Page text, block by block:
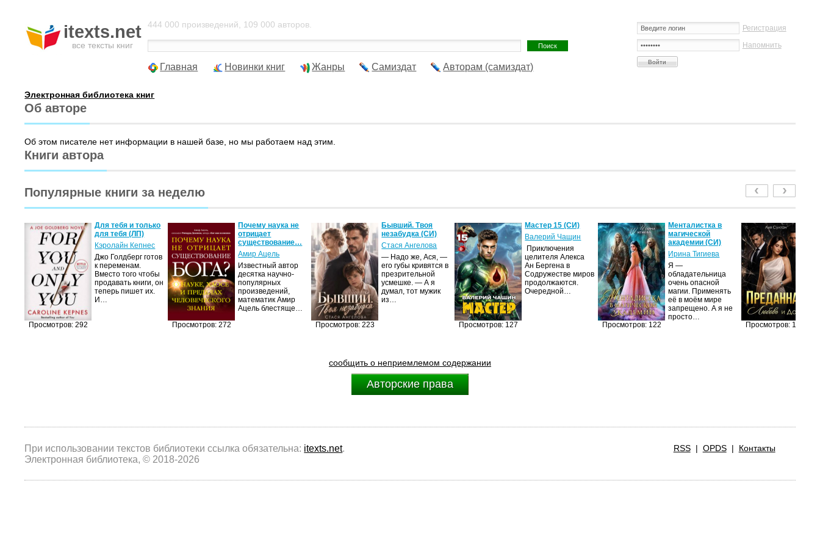
itexts.net
все тексты книг
Регистрация
Напомнить
444 000 произведений, 109 000 авторов.
Главная Новинки книг Жанры Самиздат Авторам (самиздат)
Электронная библиотека книг
Об авторе
Об этом писателе нет информации в нашей базе, но мы работаем над этим.
Книги автора
Популярные книги за неделю
Просмотров: 292
Для тебя и только
для тебя (ЛП)
Кэролайн Кепнес
Джо Голдберг готов
к переменам.
Вместо того чтобы
продавать книги, он
теперь пишет их.
И…
Просмотров: 272
Почему наука не
отрицает
существование…
Амир Ацель
Известный автор
десятка научно-
популярных
произведений,
математик Амир
Ацель блестяще…
Просмотров: 223
Бывший. Твоя
незабудка (СИ)
Стася Ангелова
— Надо же, Ася, —
его губы кривятся в
презрительной
усмешке. — А я
думал, тот мужик
из…
Просмотров: 127
Мастер 15 (СИ)
Валерий Чащин
Приключения
целителя Алекса
Ан Бергена в
Содружестве миров
продолжаются.
Очередной…
Просмотров: 122
Менталистка в
магической
академии (СИ)
Ирина Тигиева
Я —
обладательница
очень опасной
магии. Применять
её в моём мире
запрещено. А я не
просто…
Просмотров: 118
сообщить о неприемлемом содержании
Авторские права
При использовании текстов библиотеки ссылка обязательна: itexts.net.
Электронная библиотека, © 2018-2026
RSS| OPDS| Контакты